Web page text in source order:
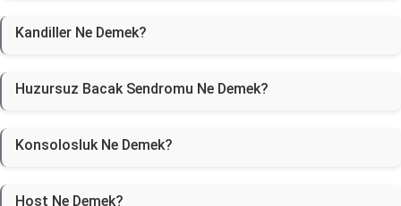
Kandiller Ne Demek?
Huzursuz Bacak Sendromu Ne Demek?
Konsolosluk Ne Demek?
Host Ne Demek?